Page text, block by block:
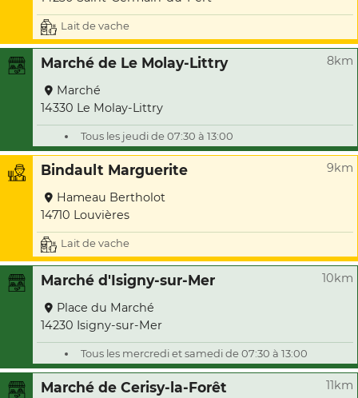
Lait de vache
Marché de Le Molay-Littry 8km
Marché
14330 Le Molay-Littry
Tous les jeudi de 07:30 à 13:00
Bindault Marguerite 9km
Hameau Bertholot
14710 Louvières
Lait de vache
Marché d'Isigny-sur-Mer 10km
Place du Marché
14230 Isigny-sur-Mer
Tous les mercredi et samedi de 07:30 à 13:00
Marché de Cerisy-la-Forêt 11km